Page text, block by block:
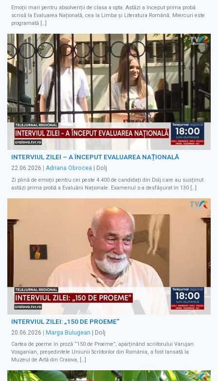
Emoții mari pentru absolvenții de clasa a opta. Astăzi a început prima probă
scrisă la Evaluarea Națională, cea la Limba și Literatura Română. Miercuri este
programată […]
INTERVIUL ZILEI – A ÎNCEPUT EVALUAREA NAȚIONALĂ
22.06.2026 | Adriana Obrocea | Dolj
Zi plină de emoții pentru cei peste 4.400 de candidați din Dolj care au susținut
astăzi prima probă a Evaluării Naționale. Examenul s-a desfășurat în 130 […]
INTERVIUL ZILEI: „150 DE PROEME”
20.06.2026 | Marga Bulugean | Dolj
Cartea de poeme în proză “150 de Proeme”, aparținând scriitorului Varujan
Vosganian, președintele Uniunii Scriitorilor din România, a fost lansată la
Muzeul de Artă din Craiova, […]